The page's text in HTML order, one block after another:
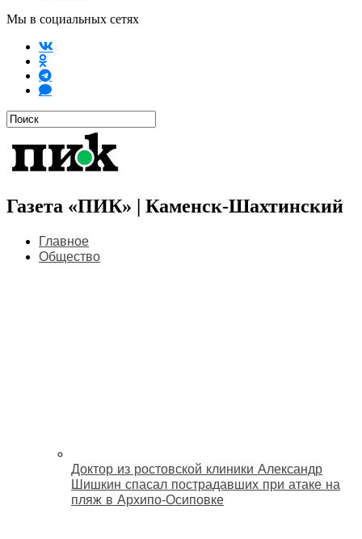
Мы в социальных сетях
Газета «ПИК» | Каменск-Шахтинский
Главное
Общество
Доктор из ростовской клиники Александр
Шишкин спасал пострадавших при атаке на
пляж в Архипо‑Осиповке